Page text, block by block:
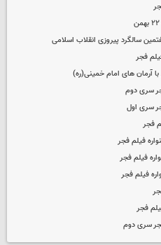
سالگرد پیروزی انقلاب اسلامی
فجر
با آرمان های امام خمینی(ره)
سری دوم
سری اول
فجر
فیلم فجر
فیلم فجر
فیلم فجر
فجر
سری دوم